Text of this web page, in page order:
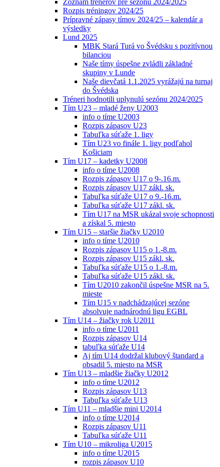
Rozpis tréningov 2024/25
Prípravné zápasy tímov 2024/25 – kalendár a
výsledky
Lund 2025
MBK Stará Turá vo Švédsku s pozitívnou
bilanciou
Naše tímy úspešne zvládli základné
skupiny v Lunde
Naše dievčatá 1.1.2025 vyrážajú na turnaj
do Švédska
Tréneri hodnotili uplynulú sezónu 2024/2025
Tím U23 – mladé ženy U2003
info o tíme U2003
Rozpis zápasov U23
Tabuľka súťaže 1. ligy
Tím U23 vo finále 1. ligy podľahol
Košiciam
Tím U17 – kadetky U2008
info o tíme U2008
Rozpis zápasov U17 o 9-.16.m.
Rozpis zápasov U17 zákl. sk.
Tabuľka súťaže U17 o 9.-16.m.
Tabuľka súťaže U17 zákl. sk.
Tím U17 na MSR ukázal svoje schopnosti
a získal 5. miesto
Tím U15 – staršie žiačky U2010
info o tíme U2010
Rozpis zápasov U15 o 1.-8.m.
Rozpis zápasov U15 zákl. sk.
Tabuľka súťaže U15 o 1.-8.m.
Tabuľka súťaže U15 zákl. sk.
Tím U2010 zakončil úspešne MSR na 5.
mieste
Tím U15 v nadchádzajúcej sezóne
absolvuje nadnárodnú ligu EGBL
Tím U14 – žiačky rok U2011
info o tíme U2011
Rozpis zápasov U14
tabuľka súťaže U14
Aj tím U14 dodržal klubový štandard a
obsadil 5. miesto na MSR
Tím U13 – mladšie žiačky U2012
info o tíme U2012
Rozpis zápasov U13
Tabuľka súťaže U13
Tím U11 – mladšie mini U2014
info o tíme U2014
Rozpis zápasov U11
Tabuľka súťaže U11
Tím U10 – mikroliga U2015
info o tíme U2015
rozpis zápasov U10